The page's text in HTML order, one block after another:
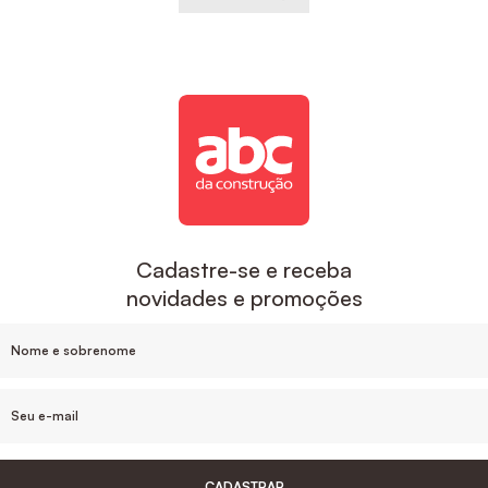
Cadastre-se e receba
novidades e promoções